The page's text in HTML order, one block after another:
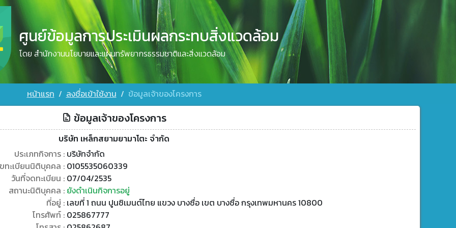
ศูนย์ข้อมูลการประเมินผลกระทบสิ่งแวดล้อม
โดย สำนักงานนโยบายและแผนทรัพยากรธรรมชาติและสิ่งแวดล้อม
หน้าแรก ลงชื่อเข้าใช้งาน ข้อมูลเจ้าของโครงการ
ข้อมูลเจ้าของโครงการ
บริษัท เหล็กสยามยามาโตะ จำกัด
ประเภทกิจการ : บริษัทจำกัด
ทะเบียนนิติบุคคล : 0105535060339
วันที่จดทะเบียน : 07/04/2535
สถานะนิติบุคคล : ยังดำเนินกิจการอยู่
ที่อยู่ : เลขที่ 1 ถนน ปูนซิเมนต์ไทย แขวง บางซื่อ เขต บางซื่อ กรุงเทพมหานคร 10800
โทรศัพท์ : 025867777